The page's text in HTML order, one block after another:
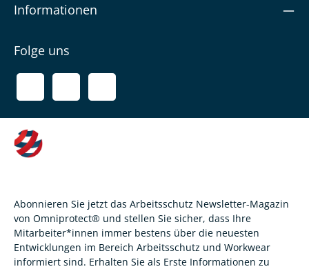
Informationen
Folge uns
Abonnieren Sie jetzt das Arbeitsschutz Newsletter-Magazin
von Omniprotect® und stellen Sie sicher, dass Ihre
Mitarbeiter*innen immer bestens über die neuesten
Entwicklungen im Bereich Arbeitsschutz und Workwear
informiert sind. Erhalten Sie als Erste Informationen zu